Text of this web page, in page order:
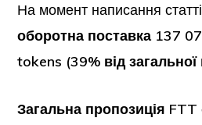
На момент написання
оборотна поставка 137
tokens (39% від
Загальна пропозиція